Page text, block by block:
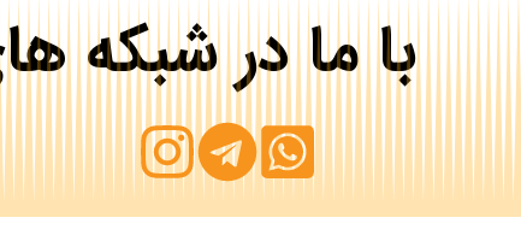
تماس بگیرید
با ما در شبکه